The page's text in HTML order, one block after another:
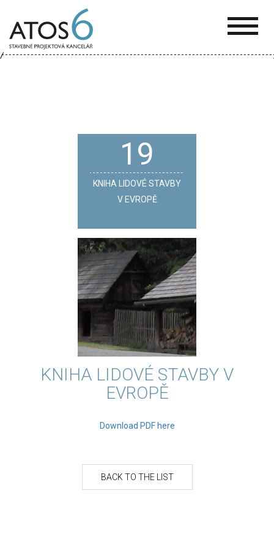
6
19
KNIHA LIDOVÉ STAVBY
V EVROPĚ
KNIHA LIDOVÉ STAVBY V
EVROPĚ
Download PDF here